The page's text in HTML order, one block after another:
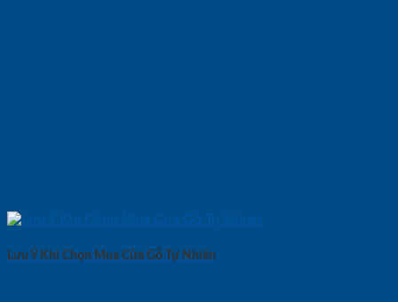
Lưu Ý Khi Chọn Mua Cửa Gỗ Tự Nhiên